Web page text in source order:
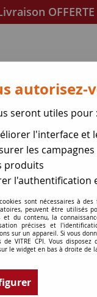
Mica et
des
>Rossella, Luna
autorisez-
seront utiles pour :
l'interface et
les
produits
l'authentification
sont nécessaires à
peuvent être utilisés
et du contenu, la
précises et
sur un appareil. Si vous
de VITRE CPI. Vous
le widget en bas à droite de